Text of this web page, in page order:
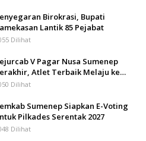
Birokrasi, Bupati
Lantik 85 Pejabat
Dilihat
V Pagar Nusa Sumenep
Atlet Terbaik Melaju ke
Jatim
Dilihat
Sumenep Siapkan E-Voting
Pilkades Serentak 2027
Dilihat